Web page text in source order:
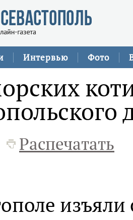
Интервью Фото
Распечатать